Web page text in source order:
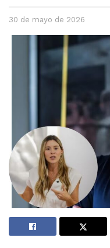
30 de mayo de 2026